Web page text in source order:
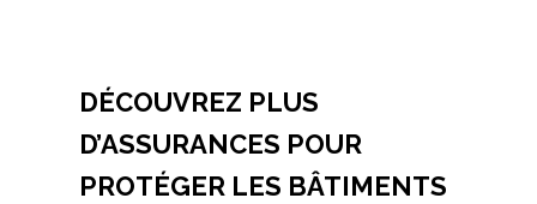
DÉCOUVREZ PLUS
D’ASSURANCES POUR
PROTÉGER LES BÂTIMENTS